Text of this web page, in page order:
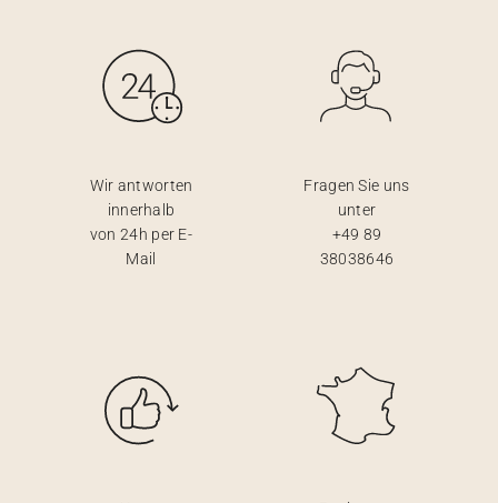
Wir antworten
innerhalb
von 24h per E-
Mail
Fragen Sie uns
unter
+49 89
38038646